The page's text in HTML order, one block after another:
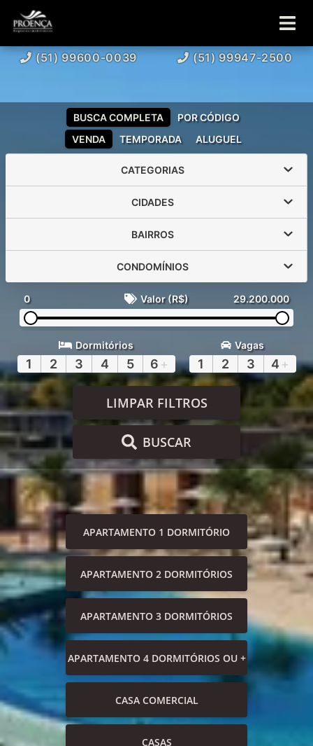
(51) 99600-0039 (51) 99947-2500
VENDA TEMPORADA ALUGUEL
BUSCA COMPLETA POR CÓDIGO
CATEGORIAS
CIDADES
BAIRROS
CONDOMÍNIOS
0 Valor (R$) 29.200.000
Dormitórios
1 2 3 4 5 6 +
Vagas
1 2 3 4 +
LIMPAR FILTROS
BUSCAR
APARTAMENTO 1 DORMITÓRIO
APARTAMENTO 2 DORMITÓRIOS
APARTAMENTO 3 DORMITÓRIOS
APARTAMENTO 4 DORMITÓRIOS OU +
CASA COMERCIAL
CASAS